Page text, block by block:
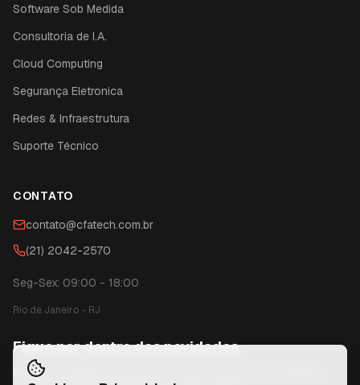
Software Sob Medida
Consultoria de I.A.
Cloud Computing
Segurança Eletronica
Redes & Infraestrutura
Suporte Técnico
CONTATO
contato@cfatech.com.br
(21) 2042-2570
Seg-Sex: 09:00 - 18:00
Rio de Janeiro - RJ
Fique por dentro das novidades
Receba conteúdos exclusivos, dicas técnicas e novidades